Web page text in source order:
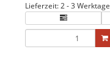
Lieferzeit: 2 - 3 Werktage